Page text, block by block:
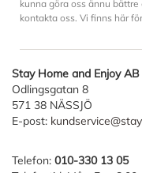
kunna göra oss ännu
kontakta oss. Vi finns här
Stay Home and Enjoy AB
Odlingsgatan 8
571 38 NÄSSJÖ
E-post:
Telefon: 010-330 13 05